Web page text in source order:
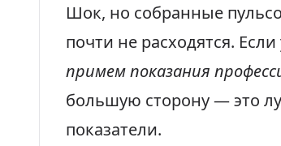
Шок, но собранные
почти не расходятся.
примем показания
большую сторону — это
показатели.